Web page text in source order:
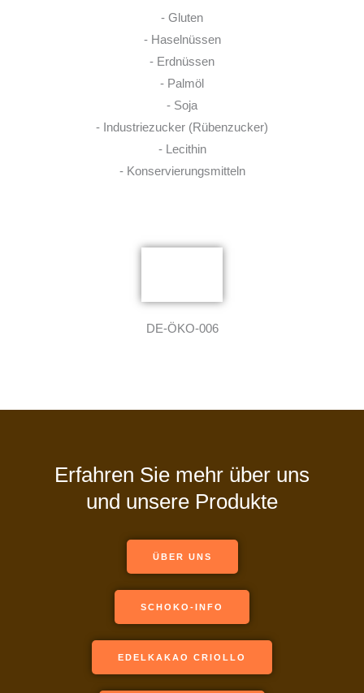
- Gluten
- Haselnüssen
- Erdnüssen
- Palmöl
- Soja
- Industriezucker (Rübenzucker)
- Lecithin
- Konservierungsmitteln
DE-ÖKO-006
Erfahren Sie mehr über uns
und unsere Produkte
ÜBER UNS
SCHOKO-INFO
EDELKAKAO CRIOLLO